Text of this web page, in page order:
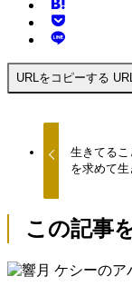
URLをコピーする
生きてる
を求めて生
この記事